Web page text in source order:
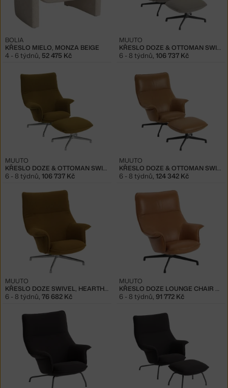
KŘESLO MIELO, MONZA BEIGE
BOLIA
4 - 6 týdnů, 52 475 Kč
KŘESLO DOZE & OTTOMAN SWIVEL, HEARTH 6 / BLACK
MUUTO
6 - 8 týdnů, 106 737 Kč
KŘESLO DOZE & OTTOMAN SWIVEL, HEARTH 8 / ALUMINUM
MUUTO
6 - 8 týdnů, 106 737 Kč
KŘESLO DOZE & OTTOMAN SWIVEL, LEATHER COGNAC / BLACK
MUUTO
6 - 8 týdnů, 124 342 Kč
KŘESLO DOZE SWIVEL, HEARTH 8 / ALUMINUM
MUUTO
6 - 8 týdnů, 76 682 Kč
KŘESLO DOZE LOUNGE CHAIR SWIVEL, LEATHER COGNAC / BLACK
MUUTO
6 - 8 týdnů, 91 772 Kč